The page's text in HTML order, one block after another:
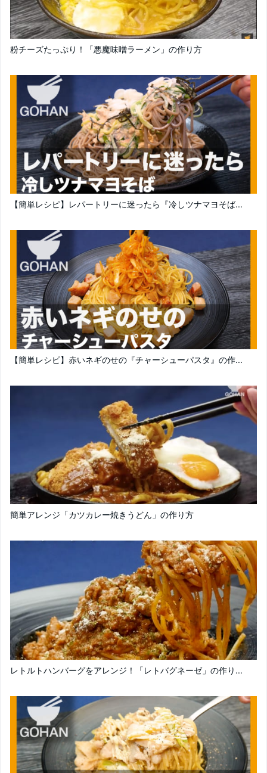
粉チーズたっぷり！「悪魔味噌ラーメン」の作り方
【簡単レシピ】レパートリーに迷ったら『冷しツナマヨそば...
【簡単レシピ】赤いネギのせの『チャーシューパスタ』の作...
簡単アレンジ「カツカレー焼きうどん」の作り方
レトルトハンバーグをアレンジ！「レトバグネーゼ」の作り...